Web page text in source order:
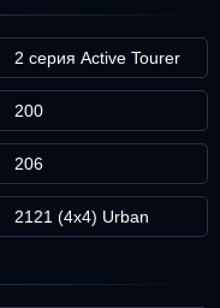
2 серия Active Tourer
200
206
2121 (4x4) Urban